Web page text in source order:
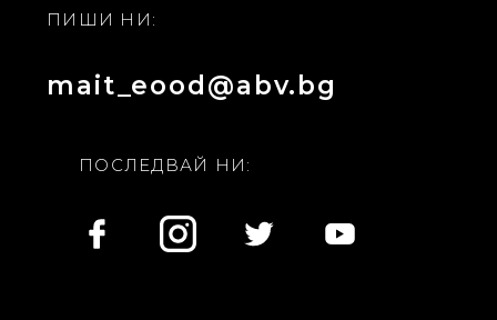
ПИШИ НИ:
mait_eood@abv.bg
ПОСЛЕДВАЙ НИ: